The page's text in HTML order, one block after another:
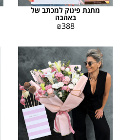
מתנת פינוק למכתב של
באהבה
₪388